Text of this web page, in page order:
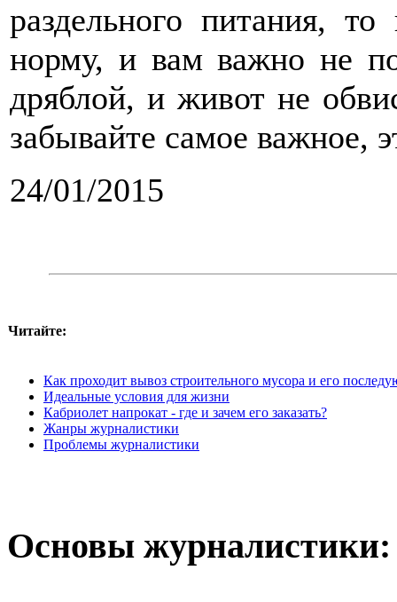
раздельного питания,
норму, и вам важно не
дряблой, и живот не
забывайте самое важное,
24/01/2015
Читайте:
Как проходит вывоз строительного мусора и его
Идеальные условия для жизни
Кабриолет напрокат - где и зачем его заказать?
Жанры журналистики
Проблемы журналистики
Основы журналистики: